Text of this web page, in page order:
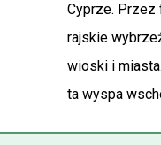
Cyprze. Przez
rajskie
wioski i
ta wyspa